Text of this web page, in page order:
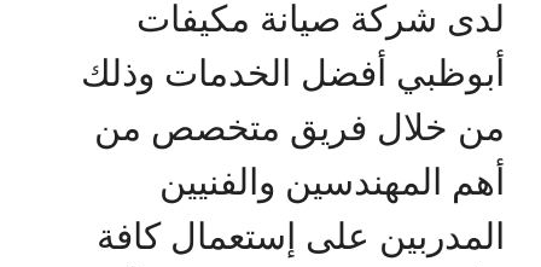
لدى شركة صيانة مكيفات
أبوظبي أفضل الخدمات وذلك
من خلال فريق متخصص من
أهم المهندسين والفنيين
المدربين على إستعمال كافة